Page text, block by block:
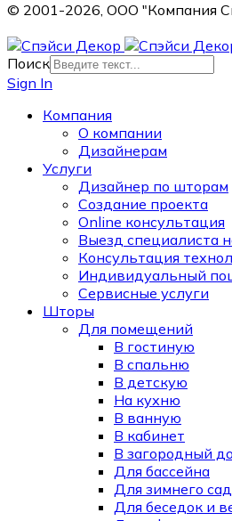
© 2001-2026, ООО "Компания
Поиск
Sign In
Компания
О компании
Дизайнерам
Услуги
Дизайнер по шторам
Создание проекта
Online консультация
Выезд специалиста
Консультация
Индивидуальный
Сервисные услуги
Шторы
Для помещений
В гостиную
В спальню
В детскую
На кухню
В ванную
В кабинет
В загородный
Для бассейна
Для зимнего
Для беседок и